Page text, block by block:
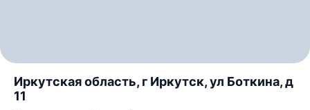
Иркутская область, г Иркутск, ул Боткина, д
11